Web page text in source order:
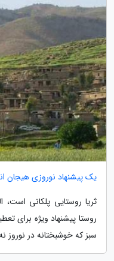
یک پیشنهاد نوروزی هیجان
ثریا روستایی پلکانی
روستا پیشنهاد ویژه برای
سبز که خوشبختانه در